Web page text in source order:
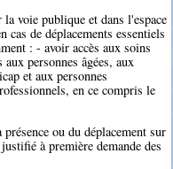
voie publique et dans l'espace
de déplacements essentiels
: - avoir accès aux soins
personnes âgées, aux
et aux personnes
en ce compris le
ou du déplacement sur
à première demande des